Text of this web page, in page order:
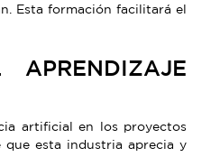
Esta formación facilitará el
artificial en los proyectos
que esta industria aprecia y